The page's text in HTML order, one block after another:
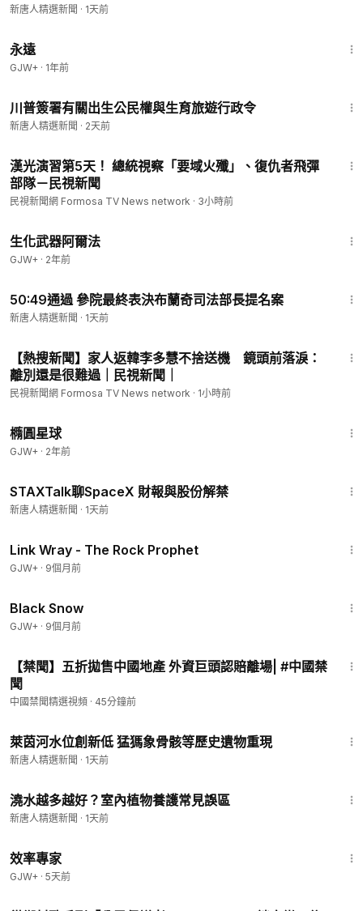
新唐人精選新聞 · 1天前
永遠
GJW+ · 1年前
川普簽署有關出生公民權與生育旅遊行政令
新唐人精選新聞 · 2天前
漢光演習第5天！ 總統視察「要域火殲」、復仇者飛彈
部隊－民視新聞
民視新聞網 Formosa TV News network · 3小時前
生化武器阿爾法
GJW+ · 2年前
50:49通過 參院最終表決布蘭奇司法部長提名案
新唐人精選新聞 · 1天前
【熱搜新聞】家人返韓李多慧不捨送機 鏡頭前落淚：
離別還是很難過｜民視新聞｜
民視新聞網 Formosa TV News network · 1小時前
橢圓星球
GJW+ · 2年前
STAXTalk聊SpaceX 財報與股份解禁
新唐人精選新聞 · 1天前
Link Wray - The Rock Prophet
GJW+ · 9個月前
Black Snow
GJW+ · 9個月前
【禁聞】五折拋售中國地產 外資巨頭認賠離場| #中國禁
聞
中國禁聞精選視頻 · 45分鐘前
萊茵河水位創新低 猛獁象骨骸等歷史遺物重現
新唐人精選新聞 · 1天前
澆水越多越好？室內植物養護常見誤區
新唐人精選新聞 · 1天前
效率專家
GJW+ · 5天前